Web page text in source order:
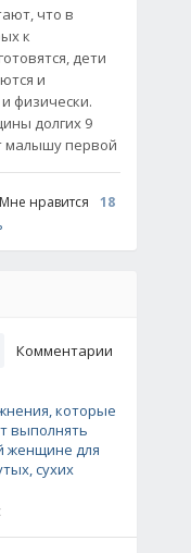
что в
к
дети
и
физически.
долгих 9
малышу первой
Мне нравится
18
Комментарии
которые
выполнять
женщине для
сухих